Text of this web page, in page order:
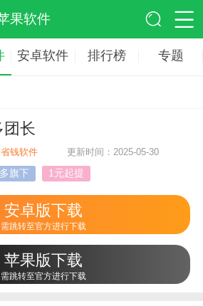
果软件
安卓软件 排行榜 专题
团长
省钱软件 更新时间：2025-05-30
旗下 1元起提
安卓版下载
需跳转至官方进行下载
苹果版下载
需跳转至官方进行下载